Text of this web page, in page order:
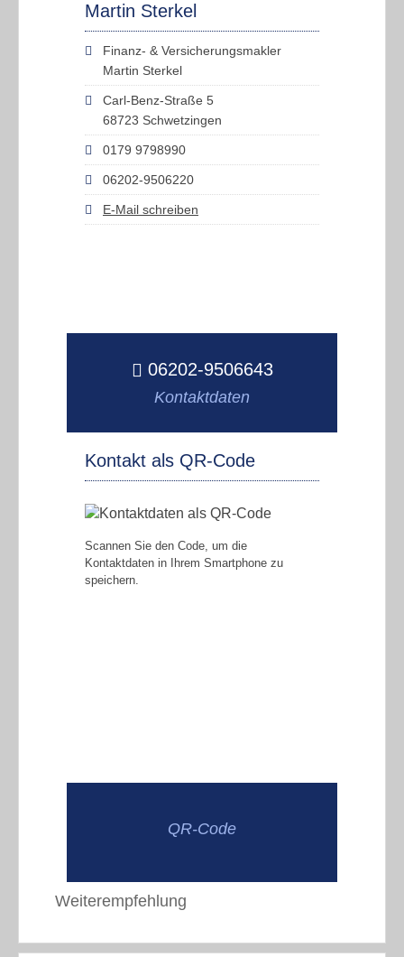
Martin Sterkel
Finanz- & Versicherungsmakler
Martin Sterkel
Carl-Benz-Straße 5
68723 Schwetzingen
0179 9798990
06202-9506220
E-Mail schreiben
06202-9506643
Kontaktdaten
Kontakt als QR-Code
Scannen Sie den Code, um die
Kontaktdaten in Ihrem Smartphone zu
speichern.
QR-Code
Weiterempfehlung